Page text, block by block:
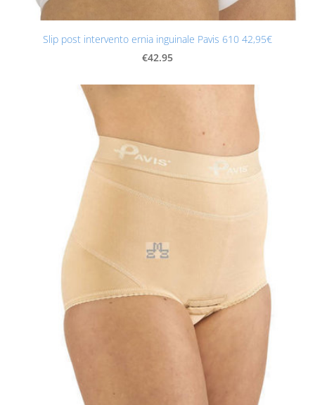
Slip post intervento ernia inguinale Pavis 610 42,95€
€42.95